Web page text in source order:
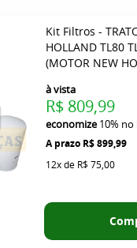
Kit Filtros -
HOLLAND TL80
(MOTOR NEW
R$ 899,99
à vista
R$ 809,99
economize10% no
12xde R$ 75,00